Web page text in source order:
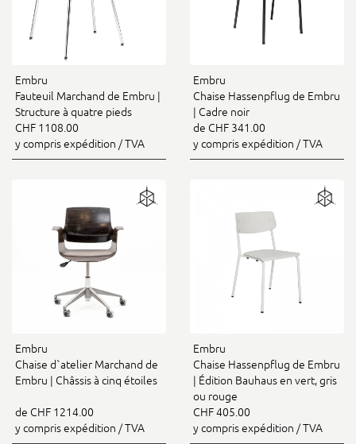
Embru
Fauteuil Marchand de Embru |
Structure à quatre pieds
CHF 1108.00
y compris expédition / TVA
Embru
Chaise Hassenpflug de Embru
| Cadre noir
de CHF 341.00
y compris expédition / TVA
Embru
Chaise d`atelier Marchand de
Embru | Châssis à cinq étoiles
de CHF 1214.00
y compris expédition / TVA
Embru
Chaise Hassenpflug de Embru
| Édition Bauhaus en vert, gris
ou rouge
CHF 405.00
y compris expédition / TVA